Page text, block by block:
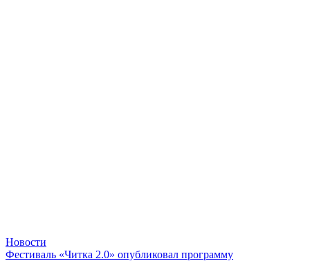
Новости
Фестиваль «Читка 2.0» опубликовал программу